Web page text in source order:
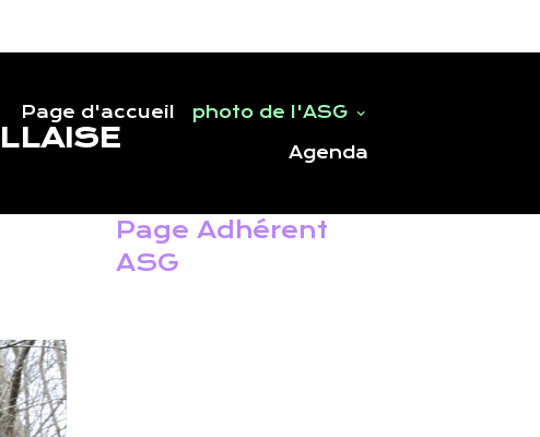
Page d'accueil photo de l'ASG
Agenda
Page Adhérent
ASG